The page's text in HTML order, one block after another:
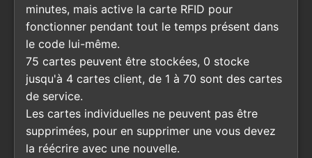
minutes, mais active la carte RFID pour
fonctionner pendant tout le temps présent dans
le code lui-même.
75 cartes peuvent être stockées, 0 stocke
jusqu'à 4 cartes client, de 1 à 70 sont des cartes
de service.
Les cartes individuelles ne peuvent pas être
supprimées, pour en supprimer une vous devez
la réécrire avec une nouvelle.